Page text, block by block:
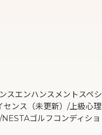
スエンハンスメントスペシ
ンス（未更新）/上級心理
ゴルフコンディショ